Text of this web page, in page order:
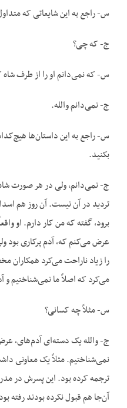
س- راجع به این شایعاتی که
ج- که چی؟
س- که نمی‌دانم او را از طرف شاه
ج- نمی‌دانم والله.
س- راجع به این داستان‌ها
بکنید.
ج- نمی‌دانم، ولی در هر صورت
تردید در آن نیست. آن روز هم
برود، گفته که من کار دارم. او
عرض می‌کنم که، آدم پرکاری بود
را زیاد ناراحت می‌کرد همکاران
می‌کرد که اصلاً ما نمی‌شناختیم
س- مثلاً چه کسانی؟
ج- والله یک دسته‌ای آدم‌های، عرض
نمی‌شناختیم. مثلاً یک معاونی
ترجمه کرده بود. این پسرش در
آن‌جا هم قبول نکرده بودند رفته